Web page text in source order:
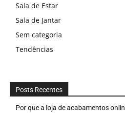
Sala de Estar
Sala de Jantar
Sem categoria
Tendências
Posts Recentes
Por que a loja de acabamentos